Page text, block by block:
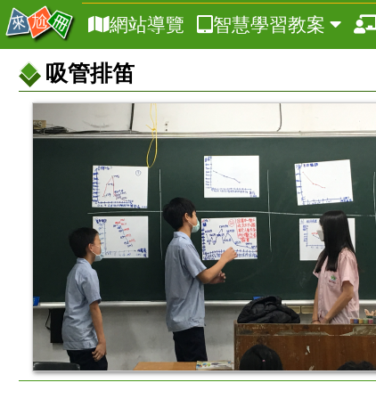
網站導覽 智慧學習教案
吸管排笛
教
案